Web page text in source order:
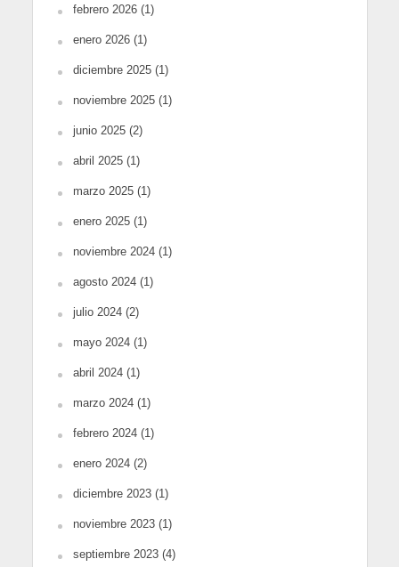
febrero 2026(1)
enero 2026(1)
diciembre 2025(1)
noviembre 2025(1)
junio 2025(2)
abril 2025(1)
marzo 2025(1)
enero 2025(1)
noviembre 2024(1)
agosto 2024(1)
julio 2024(2)
mayo 2024(1)
abril 2024(1)
marzo 2024(1)
febrero 2024(1)
enero 2024(2)
diciembre 2023(1)
noviembre 2023(1)
septiembre 2023(4)